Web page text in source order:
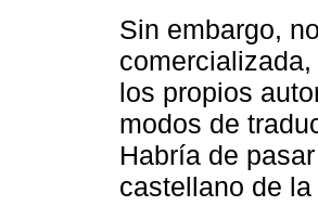
Sin embargo,
los propios
modos de
Habría de
castellano de la